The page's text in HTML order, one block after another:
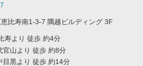
比寿南1-3-7 隅越ビルディング 3F
寿より 徒歩 約4分
官山より 徒歩 約8分
目黒より 徒歩 約14分